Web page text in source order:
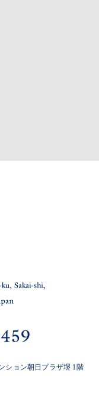
ション朝日プラザ堺 1階